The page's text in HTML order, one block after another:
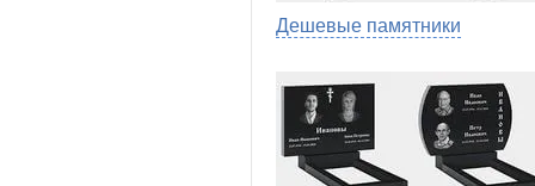
Дешевые памятники